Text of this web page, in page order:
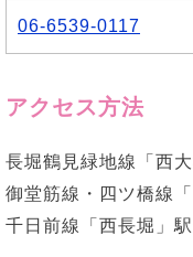
06-6539-0117
アクセス方法
長堀鶴見緑地線「西
御堂筋線・四ツ橋線
千日前線「西長堀」